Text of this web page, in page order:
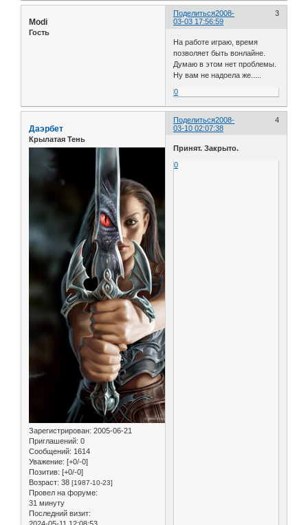
Поделиться 3
2008-
03-03 17:56:59
Modi
Гость
На работе играю, время
позволяет быть вонлайне.
Думаю в этом нет проблемы.
Ну вам не надоела же.....
0
Поделиться 4
2008-
03-10 02:07:38
Даэрбет
Крылатая Тень
Зарегистрирован: 2005-06-21
Приглашений: 0
Сообщений: 1614
Уважение: [+0/-0]
Позитив: [+0/-0]
Возраст: 38 [1987-10-23]
Провел на форуме:
31 минуту
Последний визит:
Принят. Закрыто.
0